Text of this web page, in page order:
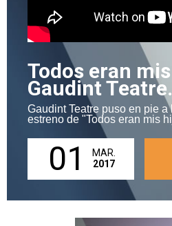
Todos eran
Gaudint Teatre.
Gaudint Teatre puso en pie a
estreno de "Todos eran mis
01
MAR.
2017